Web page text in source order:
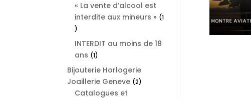
products
« La vente d’alcool est
interdite aux mineurs »
1
1
product
INTERDIT au moins de 18
ans
11
product
Bijouterie Horlogerie
Joaillerie Geneve
22
Catalogues et